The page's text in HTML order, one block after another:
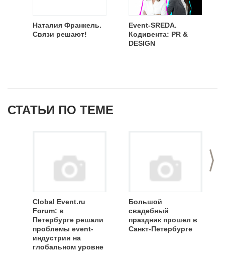
Наталия Франкель.
Связи решают!
Event-SREDA.
Кодивента: PR &
DESIGN
СТАТЬИ ПО ТЕМЕ
>
Clobal Event.ru
Forum: в
Петербурге решали
проблемы event-
индустрии на
глобальном уровне
Большой
свадебный
праздник прошел в
Санкт-Петербурге